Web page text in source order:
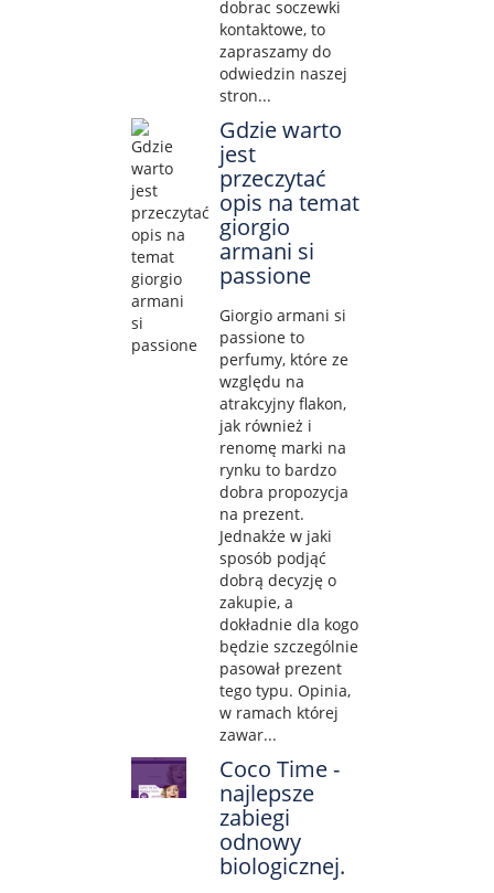
dobrac soczewki
kontaktowe, to
zapraszamy do
odwiedzin naszej
stron...
Gdzie warto
jest
przeczytać
opis na temat
giorgio
armani si
passione
Giorgio armani si
passione to
perfumy, które ze
względu na
atrakcyjny flakon,
jak również i
renomę marki na
rynku to bardzo
dobra propozycja
na prezent.
Jednakże w jaki
sposób podjąć
dobrą decyzję o
zakupie, a
dokładnie dla kogo
będzie szczególnie
pasował prezent
tego typu. Opinia,
w ramach której
zawar...
Coco Time -
najlepsze
zabiegi
odnowy
biologicznej.